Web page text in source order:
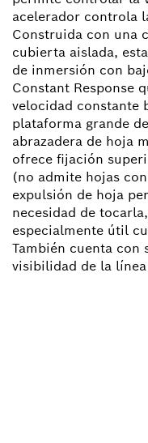
acelerador controla
Construida con una
cubierta aislada,
de inmersión con
Constant Response
velocidad constante
plataforma grande
abrazadera de hoja
ofrece fijación
(no admite hojas
expulsión de hoja
necesidad de
especialmente útil
También cuenta con
visibilidad de la